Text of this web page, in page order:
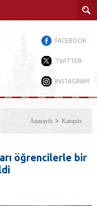
FACEBOOK
TWITTER
INSTAGRAM
Anasayfa Kampüs
öğrencilerle bir